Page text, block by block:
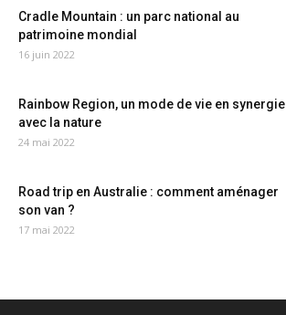
Cradle Mountain : un parc national au
patrimoine mondial
16 juin 2022
Rainbow Region, un mode de vie en synergie
avec la nature
24 mai 2022
Road trip en Australie : comment aménager
son van ?
17 mai 2022